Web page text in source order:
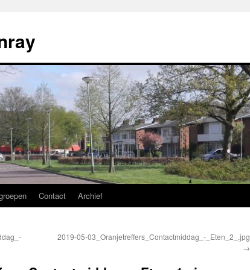
Contact Archief
2019-05-03_Oranjetreffers_Contactmiddag_-_Eten_2_.jpg
→